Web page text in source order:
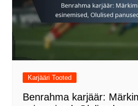
Karjääri Tooted
Benrahma karjäär: